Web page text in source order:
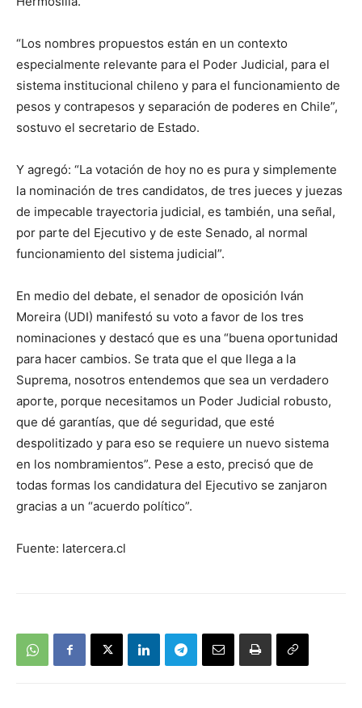
“Los nombres propuestos están en un contexto
especialmente relevante para el Poder Judicial, para el
sistema institucional chileno y para el funcionamiento de
pesos y contrapesos y separación de poderes en Chile”,
sostuvo el secretario de Estado.
Y agregó: “La votación de hoy no es pura y simplemente
la nominación de tres candidatos, de tres jueces y juezas
de impecable trayectoria judicial, es también, una señal,
por parte del Ejecutivo y de este Senado, al normal
funcionamiento del sistema judicial”.
En medio del debate, el senador de oposición Iván
Moreira (UDI) manifestó su voto a favor de los tres
nominaciones y destacó que es una “buena oportunidad
para hacer cambios. Se trata que el que llega a la
Suprema, nosotros entendemos que sea un verdadero
aporte, porque necesitamos un Poder Judicial robusto,
que dé garantías, que dé seguridad, que esté
despolitizado y para eso se requiere un nuevo sistema
en los nombramientos”. Pese a esto, precisó que de
todas formas los candidatura del Ejecutivo se zanjaron
gracias a un “acuerdo político”.
Fuente: latercera.cl